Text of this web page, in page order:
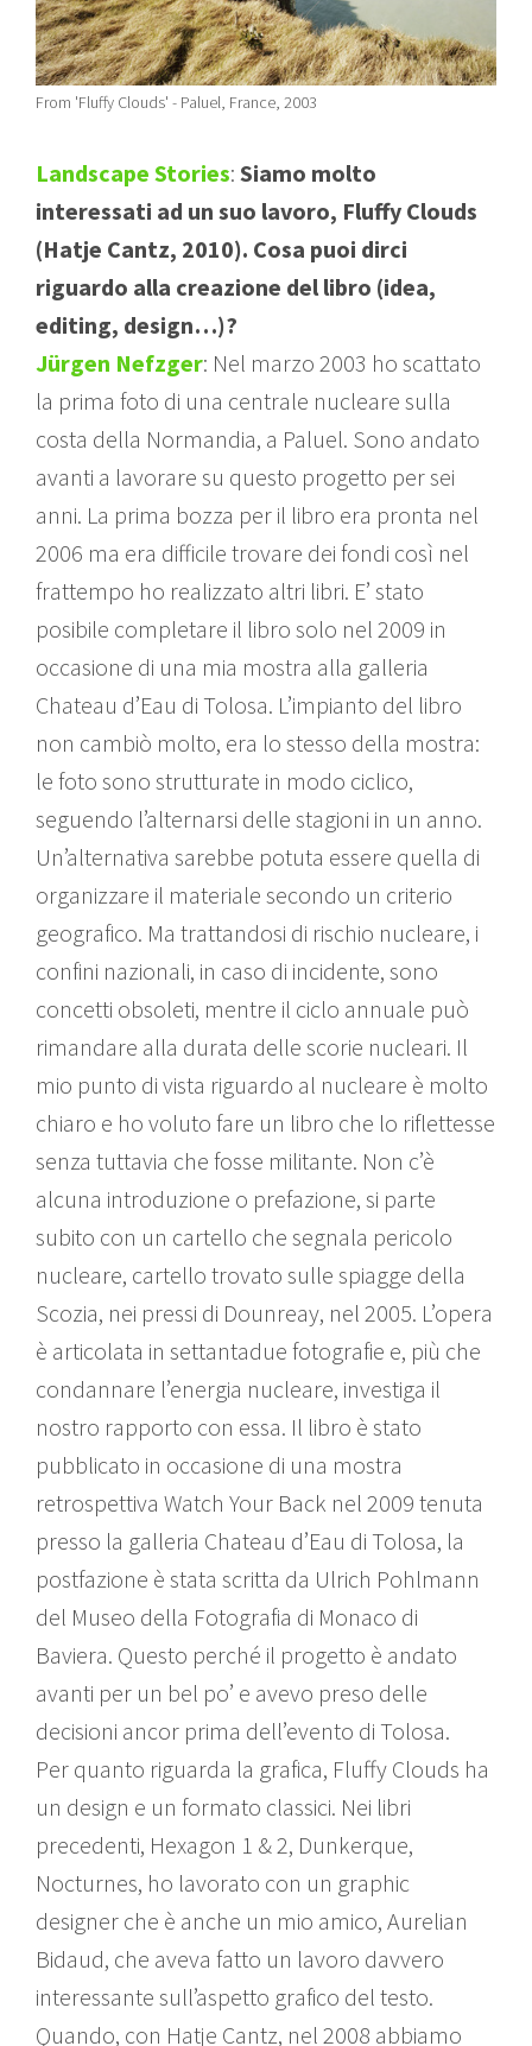
From 'Fluffy Clouds' - Paluel, France, 2003
Landscape Stories: Siamo molto
interessati ad un suo lavoro, Fluffy Clouds
(Hatje Cantz, 2010). Cosa puoi dirci
riguardo alla creazione del libro (idea,
editing, design…)?
Jürgen Nefzger: Nel marzo 2003 ho scattato
la prima foto di una centrale nucleare sulla
costa della Normandia, a Paluel. Sono andato
avanti a lavorare su questo progetto per sei
anni. La prima bozza per il libro era pronta nel
2006 ma era difficile trovare dei fondi così nel
frattempo ho realizzato altri libri. E’ stato
posibile completare il libro solo nel 2009 in
occasione di una mia mostra alla galleria
Chateau d’Eau di Tolosa. L’impianto del libro
non cambiò molto, era lo stesso della mostra:
le foto sono strutturate in modo ciclico,
seguendo l’alternarsi delle stagioni in un anno.
Un’alternativa sarebbe potuta essere quella di
organizzare il materiale secondo un criterio
geografico. Ma trattandosi di rischio nucleare, i
confini nazionali, in caso di incidente, sono
concetti obsoleti, mentre il ciclo annuale può
rimandare alla durata delle scorie nucleari. Il
mio punto di vista riguardo al nucleare è molto
chiaro e ho voluto fare un libro che lo riflettesse
senza tuttavia che fosse militante. Non c’è
alcuna introduzione o prefazione, si parte
subito con un cartello che segnala pericolo
nucleare, cartello trovato sulle spiagge della
Scozia, nei pressi di Dounreay, nel 2005. L’opera
è articolata in settantadue fotografie e, più che
condannare l’energia nucleare, investiga il
nostro rapporto con essa. Il libro è stato
pubblicato in occasione di una mostra
retrospettiva Watch Your Back nel 2009 tenuta
presso la galleria Chateau d’Eau di Tolosa, la
postfazione è stata scritta da Ulrich Pohlmann
del Museo della Fotografia di Monaco di
Baviera. Questo perché il progetto è andato
avanti per un bel po’ e avevo preso delle
decisioni ancor prima dell’evento di Tolosa.
Per quanto riguarda la grafica, Fluffy Clouds ha
un design e un formato classici. Nei libri
precedenti, Hexagon 1 & 2, Dunkerque,
Nocturnes, ho lavorato con un graphic
designer che è anche un mio amico, Aurelian
Bidaud, che aveva fatto un lavoro davvero
interessante sull’aspetto grafico del testo.
Quando, con Hatje Cantz, nel 2008 abbiamo